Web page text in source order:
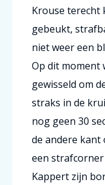
Krouse terecht
gebeukt,
niet weer een
Op dit moment
gewisseld om
straks in de
nog geen 30
de andere kant
een
Kappert zijn